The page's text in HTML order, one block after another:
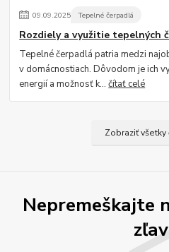
09.09.2025 Tepelné čerpadlá
Rozdiely a využitie tepelných
Tepelné čerpadlá patria medzi
v domácnostiach. Dôvodom je ich
energií a možnosť k...čítať celé
Zobraziť všetky
Nepremeškajte